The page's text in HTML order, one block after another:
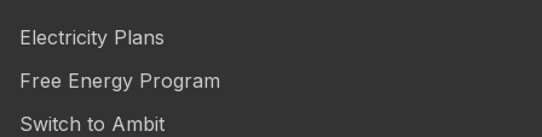
Electricity Plans
Free Energy Program
Switch to Ambit